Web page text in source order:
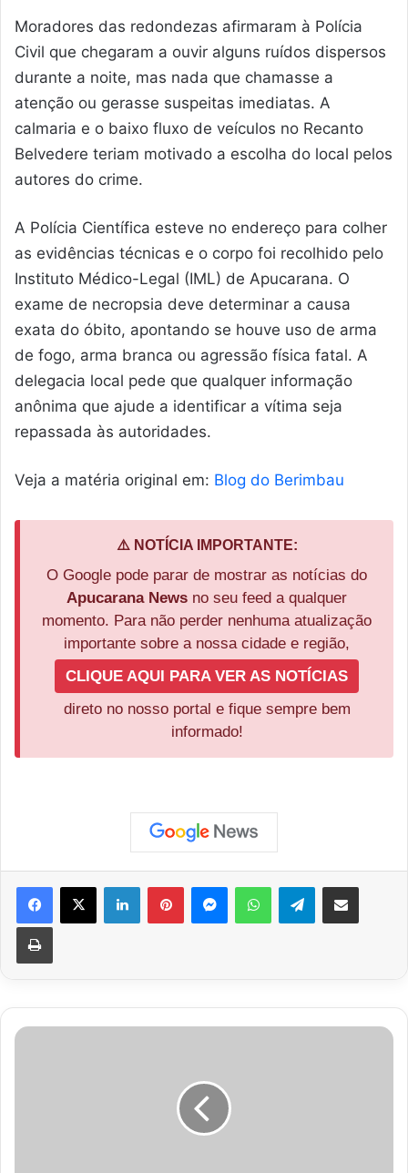
Moradores das redondezas afirmaram à Polícia
Civil que chegaram a ouvir alguns ruídos dispersos
durante a noite, mas nada que chamasse a
atenção ou gerasse suspeitas imediatas. A
calmaria e o baixo fluxo de veículos no Recanto
Belvedere teriam motivado a escolha do local pelos
autores do crime.
A Polícia Científica esteve no endereço para colher
as evidências técnicas e o corpo foi recolhido pelo
Instituto Médico-Legal (IML) de Apucarana. O
exame de necropsia deve determinar a causa
exata do óbito, apontando se houve uso de arma
de fogo, arma branca ou agressão física fatal. A
delegacia local pede que qualquer informação
anônima que ajude a identificar a vítima seja
repassada às autoridades.
Veja a matéria original em: Blog do Berimbau
⚠️ NOTÍCIA IMPORTANTE:
O Google pode parar de mostrar as notícias do
Apucarana News no seu feed a qualquer
momento. Para não perder nenhuma atualização
importante sobre a nossa cidade e região,
CLIQUE AQUI PARA VER AS NOTÍCIAS
direto no nosso portal e fique sempre bem
informado!
Facebook
X LinkedinPinterestMessengerWhatsAppTelegramCompartilhar via e-mail
Imprimir
Alerta